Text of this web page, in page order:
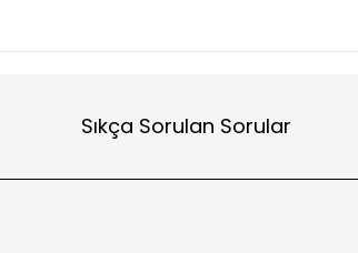
Sıkça Sorulan Sorular